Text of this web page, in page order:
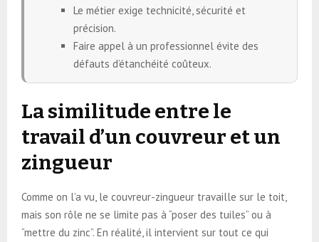
Le métier exige technicité, sécurité et
précision.
Faire appel à un professionnel évite des
défauts d’étanchéité coûteux.
La similitude entre le
travail d’un couvreur et un
zingueur
Comme on l’a vu, le couvreur-zingueur travaille sur le toit,
mais son rôle ne se limite pas à “poser des tuiles” ou à
“mettre du zinc”. En réalité, il intervient sur tout ce qui